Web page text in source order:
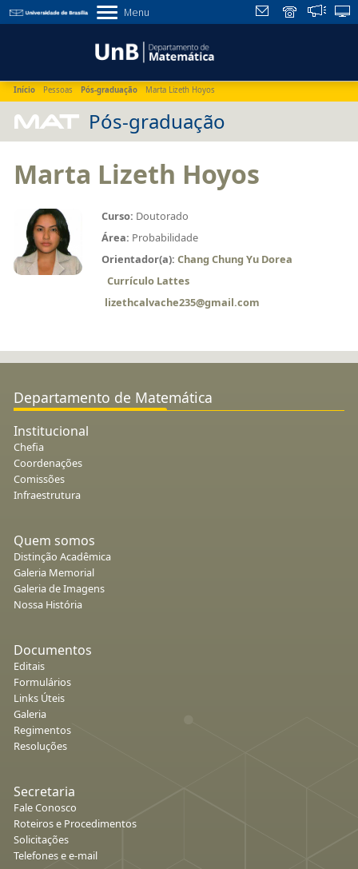
Menu
Início Pessoas Pós-graduação Marta Lizeth Hoyos
MAT Pós-graduação
Marta Lizeth Hoyos
Curso: Doutorado
Área: Probabilidade
Orientador(a): Chang Chung Yu Dorea
Currículo Lattes
lizethcalvache235@gmail.com
Departamento de Matemática
Institucional
Chefia
Coordenações
Comissões
Infraestrutura
Quem somos
Distinção Acadêmica
Galeria Memorial
Galeria de Imagens
Nossa História
Documentos
Editais
Formulários
Links Úteis
Galeria
Regimentos
Resoluções
Secretaria
Fale Conosco
Roteiros e Procedimentos
Solicitações
Telefones e e-mail